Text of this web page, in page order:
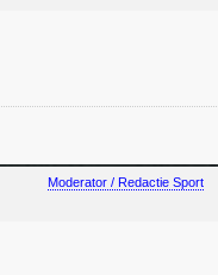
Moderator / Redactie Sport